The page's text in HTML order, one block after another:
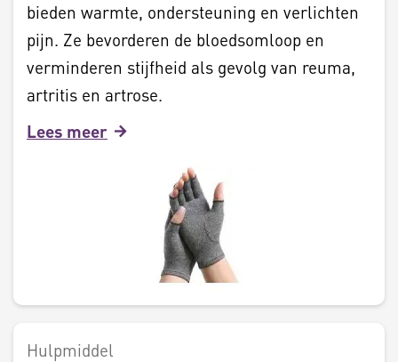
bieden warmte, ondersteuning en verlichten
pijn. Ze bevorderen de bloedsomloop en
verminderen stijfheid als gevolg van reuma,
artritis en artrose.
Lees meer
Hulpmiddel